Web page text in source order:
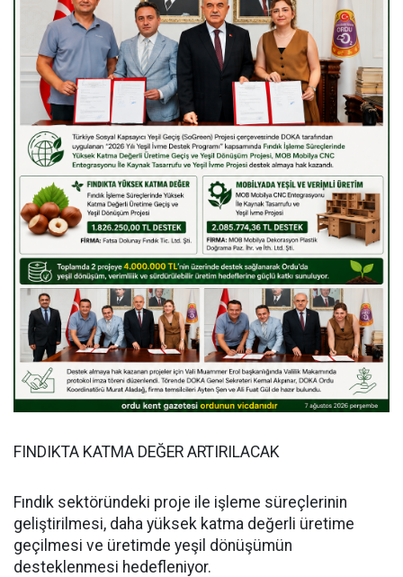
FINDIKTA KATMA DEĞER ARTIRILACAK
Fındık sektöründeki proje ile işleme süreçlerinin
geliştirilmesi, daha yüksek katma değerli üretime
geçilmesi ve üretimde yeşil dönüşümün
desteklenmesi hedefleniyor.